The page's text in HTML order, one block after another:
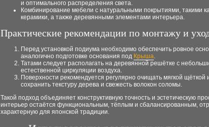
и оптимального распределения света.
Комбинирование мебели с натуральными покрытиями, такими
керамики, а также деревянными элементами интерьера.
Практические рекомендации по монтажу и
Перед установкой подиума необходимо обеспечить ровное
аналогично подготовке основания под Крыша.
Татами следует располагать на деревянной решётке с
естественной циркуляции воздуха.
Поверхности рекомендуется регулярно очищать мягкой щёткой
сохранить текстуру дерева и свежесть волокон соломы.
Такой подход объединяет конструктивную точность и эстетическую
интерьер остаётся функциональным, тёплым и сбалансированным,
характерную для японской традиции.